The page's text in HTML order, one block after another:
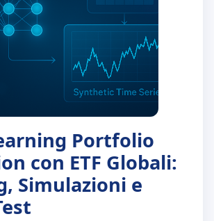
Portfolio
con ETF Globali:
Simulazioni e